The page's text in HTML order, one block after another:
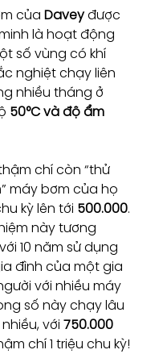
của Daveyđược
là hoạt động
số vùng có khí
nghiệt chạy liên
nhiều tháng ở
50°C và độ ẩm
chí còn “thử
máy bơm của họ
kỳ lên tới 500.000.
này tương
10 năm sử dụng
đình của một gia
với nhiều máy
số này chạy lâu
với 750.000
chí 1 triệu chu kỳ!